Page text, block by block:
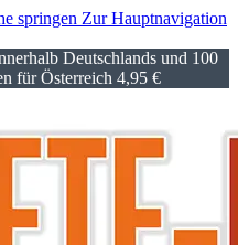
springen Zur Hauptnavigation
Deutschlands und 100
für Österreich 4,95 €